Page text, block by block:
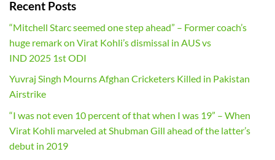
Recent Posts
“Mitchell Starc seemed one step ahead” – Former coach’s
huge remark on Virat Kohli’s dismissal in AUS vs
IND 2025 1st ODI
Yuvraj Singh Mourns Afghan Cricketers Killed in Pakistan
Airstrike
“I was not even 10 percent of that when I was 19” – When
Virat Kohli marveled at Shubman Gill ahead of the latter’s
debut in 2019